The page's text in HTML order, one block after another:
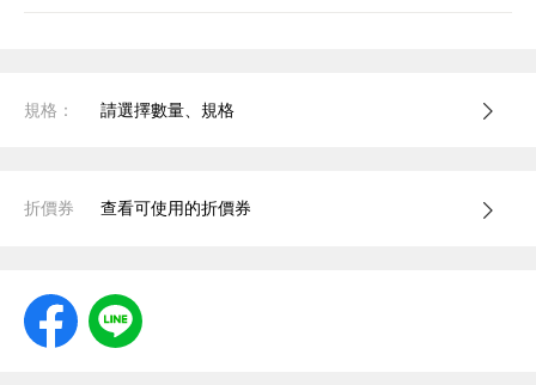
規格： 請選擇數量、規格
折價券 查看可使用的折價券